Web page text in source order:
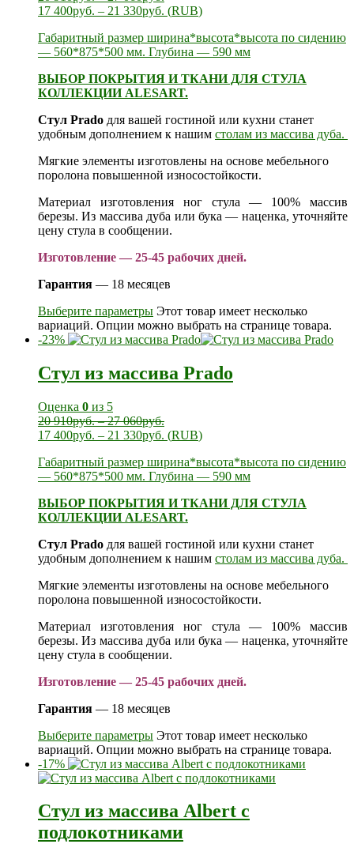
17 400руб. – 21 330руб. (RUB)
Габаритный размер ширина*высота*высота по сидению
— 560*875*500 мм. Глубина — 590 мм
ВЫБОР ПОКРЫТИЯ И ТКАНИ ДЛЯ СТУЛА
КОЛЛЕКЦИИ ALESART.
Стул Prado для вашей гостиной или кухни станет
удобным дополнением к нашим столам из массива дуба.
Мягкие элементы изготовлены на основе мебельного
поролона повышенной износостойкости.
Материал изготовления ног стула — 100% массив
березы. Из массива дуба или бука — наценка, уточняйте
цену стула в сообщении.
Изготовление — 25-45 рабочих дней.
Гарантия — 18 месяцев
Выберите параметры Этот товар имеет несколько
вариаций. Опции можно выбрать на странице товара.
-23%
Стул из массива Prado
Оценка 0 из 5
20 910руб.–27 060руб.
17 400руб. – 21 330руб. (RUB)
Габаритный размер ширина*высота*высота по сидению
— 560*875*500 мм. Глубина — 590 мм
ВЫБОР ПОКРЫТИЯ И ТКАНИ ДЛЯ СТУЛА
КОЛЛЕКЦИИ ALESART.
Стул Prado для вашей гостиной или кухни станет
удобным дополнением к нашим столам из массива дуба.
Мягкие элементы изготовлены на основе мебельного
поролона повышенной износостойкости.
Материал изготовления ног стула — 100% массив
березы. Из массива дуба или бука — наценка, уточняйте
цену стула в сообщении.
Изготовление — 25-45 рабочих дней.
Гарантия — 18 месяцев
Выберите параметры Этот товар имеет несколько
вариаций. Опции можно выбрать на странице товара.
-17%
Стул из массива Albert с
подлокотниками